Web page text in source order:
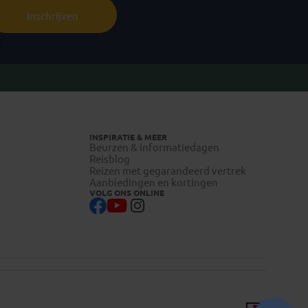
Inschrijven
INSPIRATIE & MEER
Beurzen & informatiedagen
Reisblog
Reizen met gegarandeerd vertrek
Aanbiedingen en kortingen
VOLG ONS ONLINE